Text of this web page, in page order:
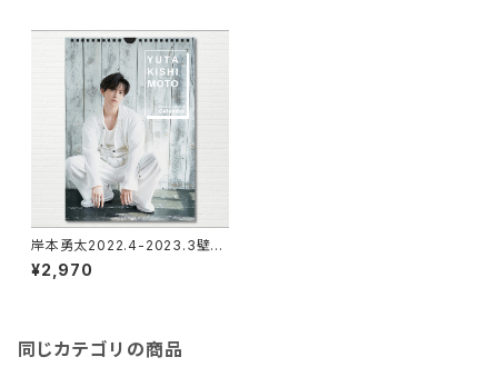
岸本勇太2022.4-2023.3壁掛
けカレンダー
¥2,970
同じカテゴリの商品